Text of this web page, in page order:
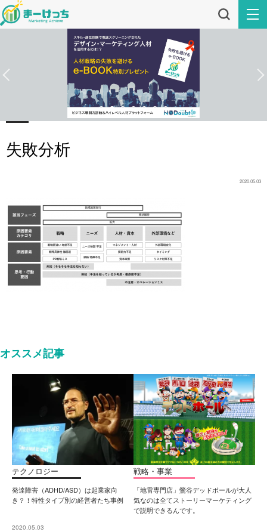
失敗分析
2020.05.03
オススメ記事
テクノロジー
発達障害（ADHD/ASD）は起業家向
き？！特性タイプ別の経営者たち事例
2020.05.03
戦略・事業
「地雷専門店」鶯谷デッドボールが大人
気なのは全てストーリーマーケティング
で説明できるんです。